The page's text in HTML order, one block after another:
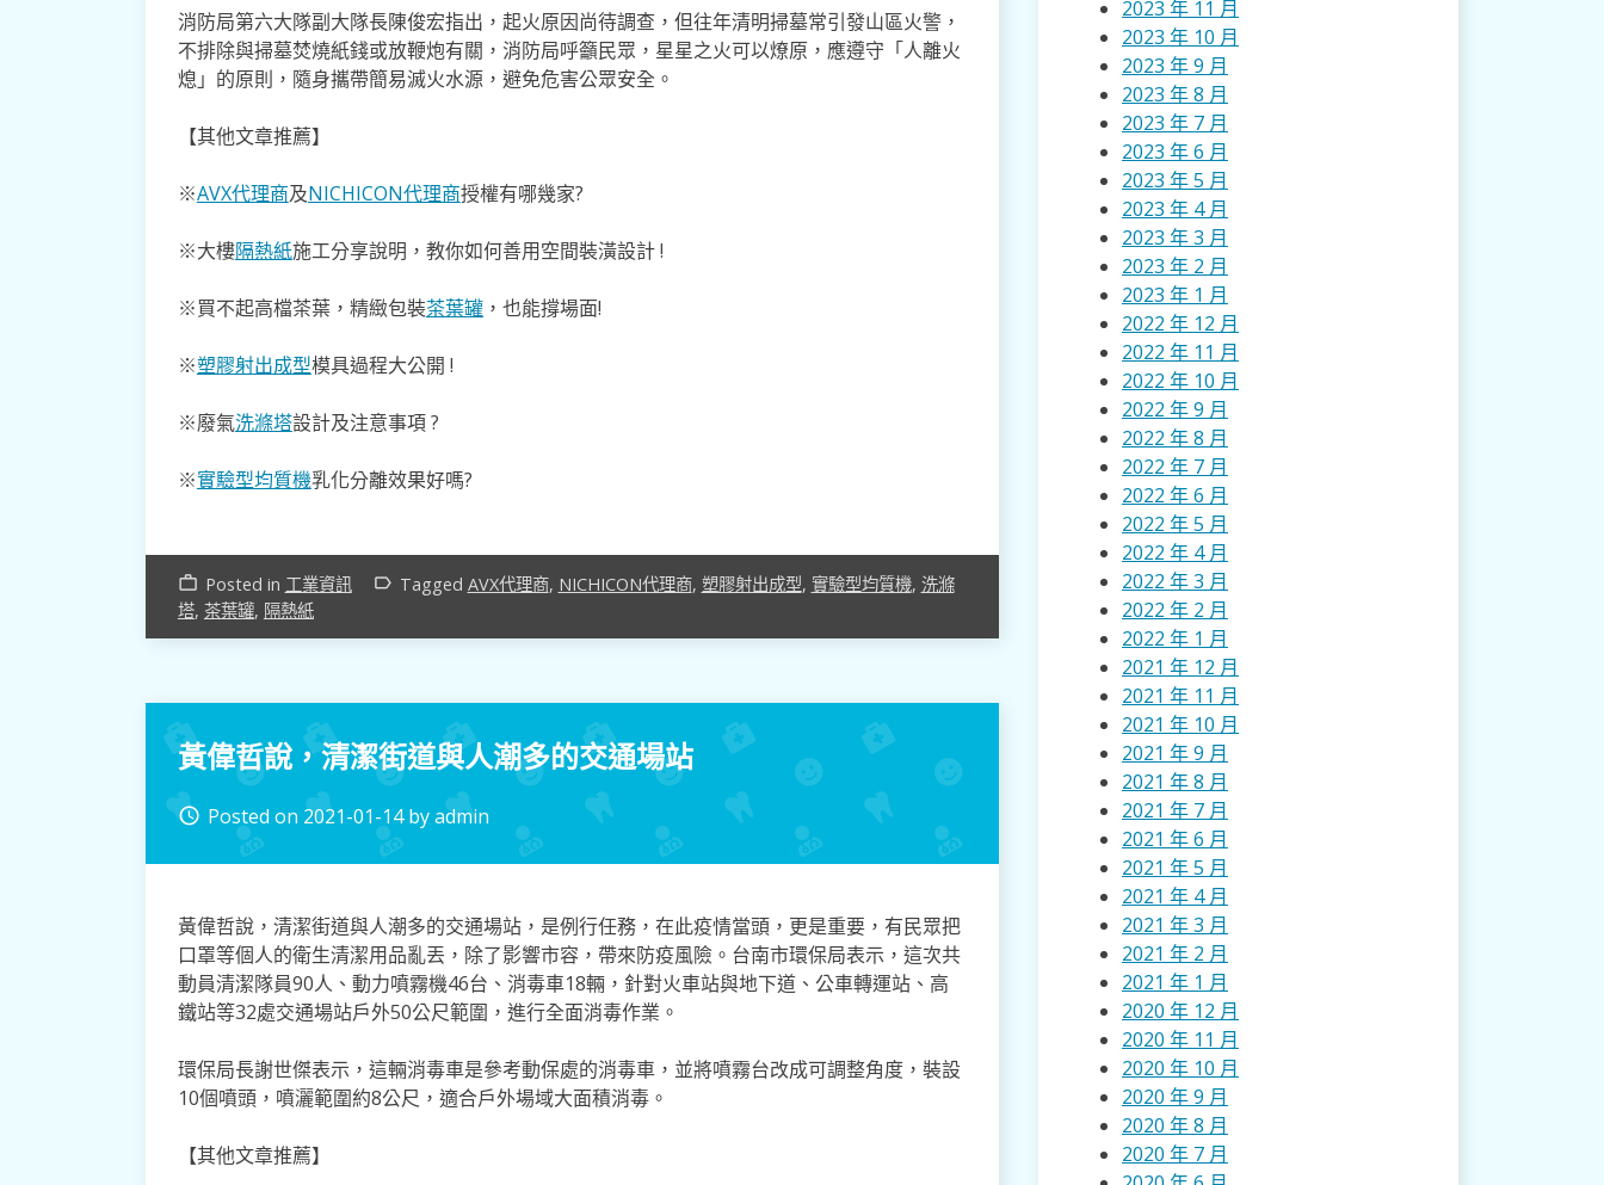
消防局第六大隊副大隊長陳俊宏指出，起火原因尚待調查，但往年清明掃墓常引發山區火警，
不排除與掃墓焚燒紙錢或放鞭炮有關，消防局呼籲民眾，星星之火可以燎原，應遵守「人離火
熄」的原則，隨身攜帶簡易滅火水源，避免危害公眾安全。
【其他文章推薦】
※AVX代理商及NICHICON代理商授權有哪幾家?
※大樓隔熱紙施工分享說明，教你如何善用空間裝潢設計 !
※買不起高檔茶葉，精緻包裝茶葉罐，也能撐場面!
※塑膠射出成型模具過程大公開 !
※廢氣洗滌塔設計及注意事項 ?
※實驗型均質機乳化分離效果好嗎?
work_outline Posted in 工業資訊 label_outline Tagged AVX代理商, NICHICON代理商, 塑膠射出成型, 實驗型均質機, 洗滌
塔, 茶葉罐, 隔熱紙
黃偉哲說，清潔街道與人潮多的交通場站
access_time Posted on 2021-01-14byadmin
黃偉哲說，清潔街道與人潮多的交通場站，是例行任務，在此疫情當頭，更是重要，有民眾把
口罩等個人的衛生清潔用品亂丟，除了影響市容，帶來防疫風險。 台南市環保局表示，這次共
動員清潔隊員90人、動力噴霧機46台、消毒車18輛，針對火車站與地下道、公車轉運站、高
鐵站等32處交通場站戶外50公尺範圍，進行全面消毒作業。
環保局長謝世傑表示，這輛消毒車是參考動保處的消毒車，並將噴霧台改成可調整角度，裝設
10個噴頭，噴灑範圍約8公尺，適合戶外場域大面積消毒。
【其他文章推薦】
2023 年 11 月
2023 年 10 月
2023 年 9 月
2023 年 8 月
2023 年 7 月
2023 年 6 月
2023 年 5 月
2023 年 4 月
2023 年 3 月
2023 年 2 月
2023 年 1 月
2022 年 12 月
2022 年 11 月
2022 年 10 月
2022 年 9 月
2022 年 8 月
2022 年 7 月
2022 年 6 月
2022 年 5 月
2022 年 4 月
2022 年 3 月
2022 年 2 月
2022 年 1 月
2021 年 12 月
2021 年 11 月
2021 年 10 月
2021 年 9 月
2021 年 8 月
2021 年 7 月
2021 年 6 月
2021 年 5 月
2021 年 4 月
2021 年 3 月
2021 年 2 月
2021 年 1 月
2020 年 12 月
2020 年 11 月
2020 年 10 月
2020 年 9 月
2020 年 8 月
2020 年 7 月